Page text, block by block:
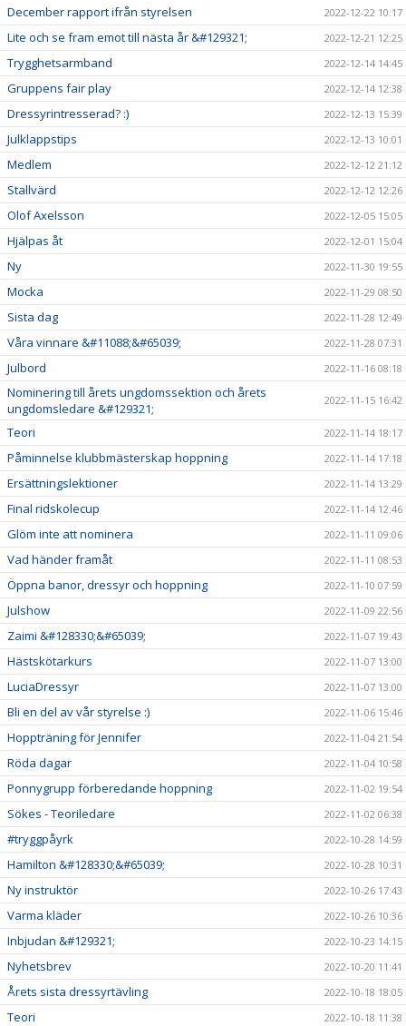
December rapport ifrån styrelsen 2022-12-22 10:17
Lite och se fram emot till nästa år &#129321; 2022-12-21 12:25
Trygghetsarmband 2022-12-14 14:45
Gruppens fair play 2022-12-14 12:38
Dressyrintresserad? :) 2022-12-13 15:39
Julklappstips 2022-12-13 10:01
Medlem 2022-12-12 21:12
Stallvärd 2022-12-12 12:26
Olof Axelsson 2022-12-05 15:05
Hjälpas åt 2022-12-01 15:04
Ny 2022-11-30 19:55
Mocka 2022-11-29 08:50
Sista dag 2022-11-28 12:49
Våra vinnare &#11088;&#65039; 2022-11-28 07:31
Julbord 2022-11-16 08:18
Nominering till årets ungdomssektion och årets
ungdomsledare &#129321;
2022-11-15 16:42
Teori 2022-11-14 18:17
Påminnelse klubbmästerskap hoppning 2022-11-14 17:18
Ersättningslektioner 2022-11-14 13:29
Final ridskolecup 2022-11-14 12:46
Glöm inte att nominera 2022-11-11 09:06
Vad händer framåt 2022-11-11 08:53
Öppna banor, dressyr och hoppning 2022-11-10 07:59
Julshow 2022-11-09 22:56
Zaimi &#128330;&#65039; 2022-11-07 19:43
Hästskötarkurs 2022-11-07 13:00
LuciaDressyr 2022-11-07 13:00
Bli en del av vår styrelse :) 2022-11-06 15:46
Hoppträning för Jennifer 2022-11-04 21:54
Röda dagar 2022-11-04 10:58
Ponnygrupp förberedande hoppning 2022-11-02 19:54
Sökes - Teoriledare 2022-11-02 06:38
#tryggpåyrk 2022-10-28 14:59
Hamilton &#128330;&#65039; 2022-10-28 10:31
Ny instruktör 2022-10-26 17:43
Varma kläder 2022-10-26 10:36
Inbjudan &#129321; 2022-10-23 14:15
Nyhetsbrev 2022-10-20 11:41
Årets sista dressyrtävling 2022-10-18 18:05
Teori
2022-10-18 11:38